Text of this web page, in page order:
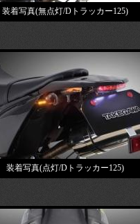
装着写真(無点灯/Dトラッカー125)
装着写真(点灯/Dトラッカー125)